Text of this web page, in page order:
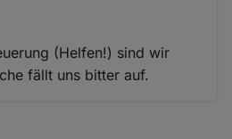
(Helfen!) sind wir
fällt uns bitter auf.